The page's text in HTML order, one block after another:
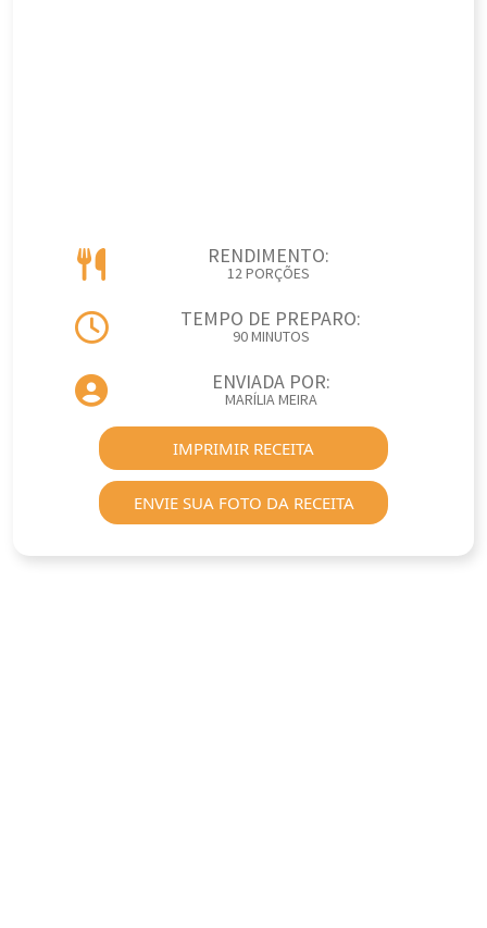
RENDIMENTO:
12 PORÇÕES
TEMPO DE PREPARO:
90 MINUTOS
ENVIADA POR:
MARÍLIA MEIRA
IMPRIMIR RECEITA
ENVIE SUA FOTO DA RECEITA